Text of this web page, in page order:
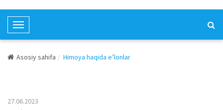
T
o
g
N
Asosiy sahifa Himoya haqida e’lonlar
27.06.2023